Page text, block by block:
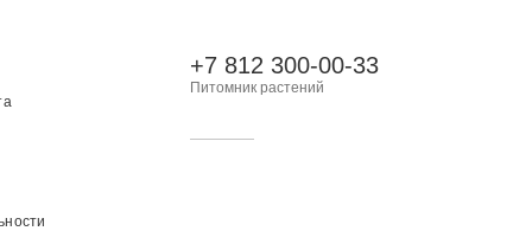
+7 812 300-00-33
Питомник растений